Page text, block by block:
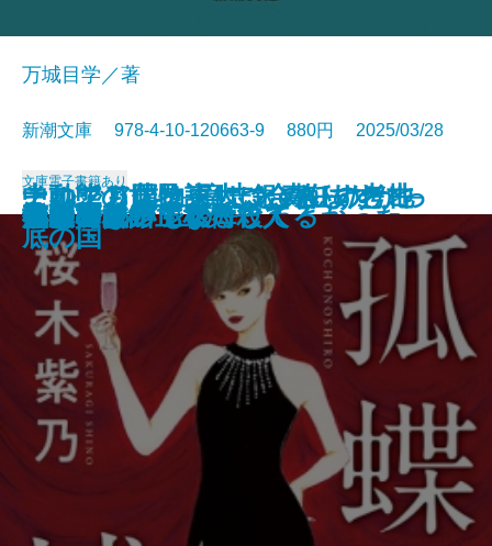
河を渡って木立の中へ
逃げろ逃げろ逃げろ！
灼熱の魂
銃を持つ花嫁
このクリニックはつぶれます！─
医療コンサル高柴一香の診断─
光の犬
中動態の世界─意志と責任の考古
学─
東大なんか入らなきゃよかった
それでも僕は東大に合格したかっ
た─偏差値35からの大逆転─
あの子とQ
万城目学／著
新潮文庫 978-4-10-120663-9 880円 2025/03/28
文庫電子書籍あり
孤蝶の城
春のこわいもの
アマチュア
ナルニア国物語4 銀のいすと地
底の国
母親になって後悔してる
族長の秋
美澄真白の正なる殺人
小暮写眞館〔上〕
小暮写眞館〔下〕
沈むフランシス